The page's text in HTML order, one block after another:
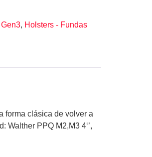
, Holsters - Fundas
forma clásica de volver a
PPQ M2,M3 4‘’,